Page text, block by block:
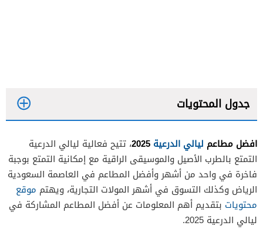
جدول المحتويات
مطعم أوكتو المزرعة
مطعم شبابيك
مطعم طاولة فايزة
مطعم يورو من يوكاري
افضل مطاعم ليالي الدرعية
، تتيح فعالية ليالي الدرعية
التمتع بالطرب الأصيل والموسيقى الراقية مع إمكانية التمتع بوجبة
فاخرة في واحد من أشهر وأفضل المطاعم في العاصمة السعودية
الرياض وكذلك التسوق في أشهر المولات التجارية، ويهتم موقع
محتويات بتقديم أهم المعلومات عن أفضل المطاعم المشاركة في
ليالي الدرعية 2025.